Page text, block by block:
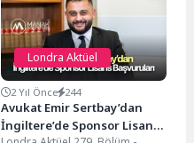
Londra Aktüel
2 Yıl Önce 244
Avukat Emir Sertbay’dan
İngiltere’de Sponsor Lisans